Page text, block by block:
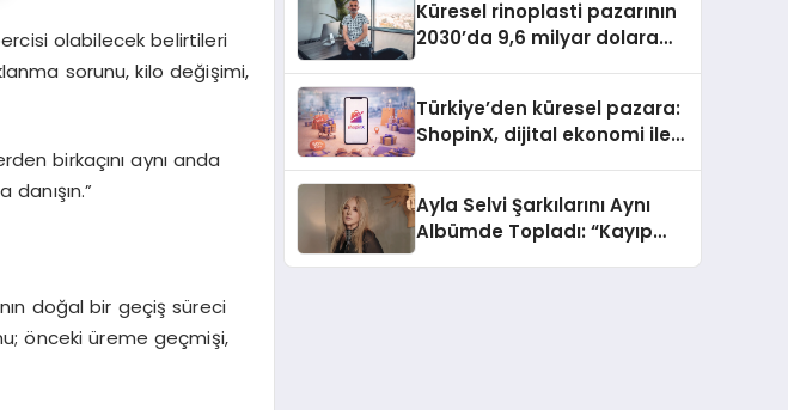
olabilecek belirtileri
sorunu, kilo değişimi,
birkaçını aynı anda
doğal bir geçiş süreci
önceki üreme geçmişi,
Küresel rinoplasti pazarının
2030’da 9,6 milyar dolara
Türkiye’den küresel pazara:
ShopinX, dijital ekonomi ile
Ayla Selvi Şarkılarını Aynı
Albümde Topladı: “Kayıp